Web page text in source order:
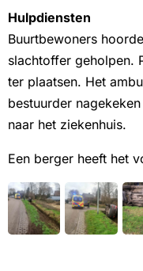
Hulpdiensten
Buurtbewoners
slachtoffer geholpen.
ter plaatsen. Het
bestuurder
naar het ziekenhuis.
Een berger heeft het